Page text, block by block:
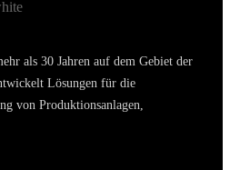
als 30 Jahren auf dem Gebiet der
Lösungen für die
von Produktionsanlagen,